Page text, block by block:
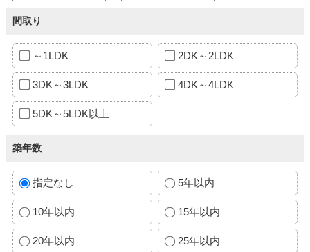
間取り
～1LDK 2DK～2LDK
3DK～3LDK 4DK～4LDK
5DK～5LDK以上
築年数
指定なし 5年以内
10年以内 15年以内
20年以内 25年以内